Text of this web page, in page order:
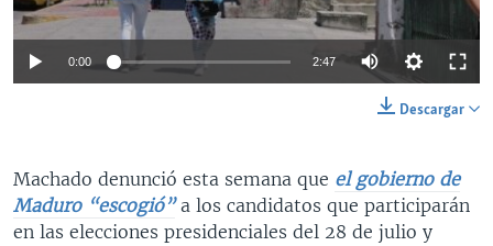
0:00 2:47
Descargar
Machado denunció esta semana que el gobierno de
Maduro “escogió”a los candidatos que participarán
en las elecciones presidenciales del 28 de julio y